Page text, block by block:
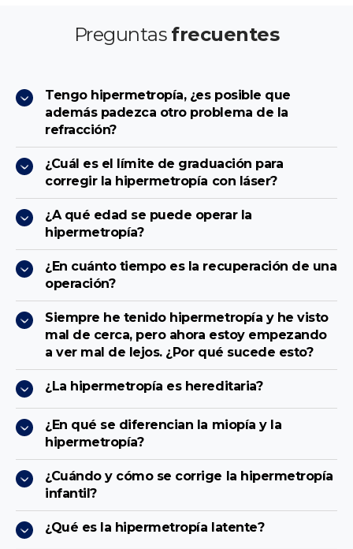
Preguntas frecuentes
Tengo hipermetropía, ¿es posible que
además padezca otro problema de la
refracción?
¿Cuál es el límite de graduación para
corregir la hipermetropía con láser?
¿A qué edad se puede operar la
hipermetropía?
¿En cuánto tiempo es la recuperación de una
operación?
Siempre he tenido hipermetropía y he visto
mal de cerca, pero ahora estoy empezando
a ver mal de lejos. ¿Por qué sucede esto?
¿La hipermetropía es hereditaria?
¿En qué se diferencian la miopía y la
hipermetropía?
¿Cuándo y cómo se corrige la hipermetropía
infantil?
¿Qué es la hipermetropía latente?